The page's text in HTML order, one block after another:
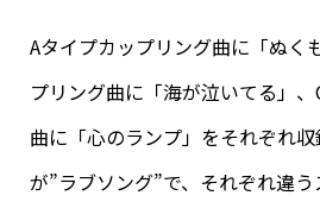
Aタイプカップリング曲に「ぬく
プリング曲に「海が泣いてる」
曲に「心のランプ」をそれぞれ
が”ラブソング”で、それぞれ違